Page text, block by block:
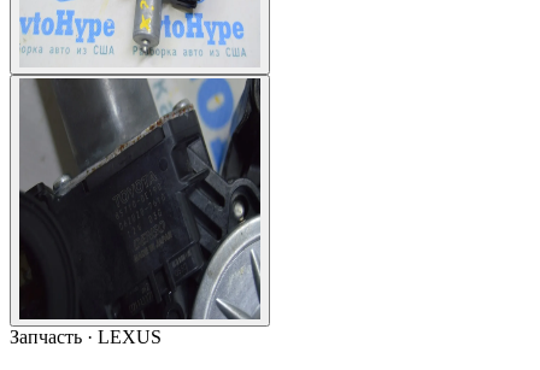
Запчасть · LEXUS